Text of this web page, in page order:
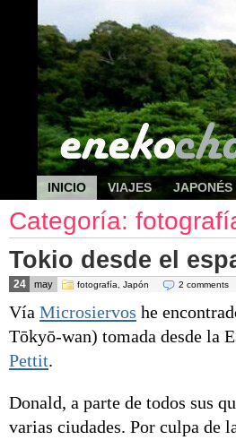
INICIO VIAJES JAPONÉS
Categoría:
Tokio desde el
24 may fotografía Japón 2 comments
Vía Microsiervos he
Tōkyō-wan) tomada desde la
Pettit.
Donald, a parte de todos sus
varias ciudades. Por culpa de